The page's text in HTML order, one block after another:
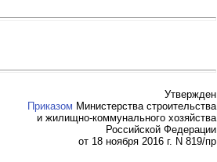
Утвержден
Приказом Министерства строительства
и жилищно-коммунального хозяйства
Российской Федерации
от 18 ноября 2016 г. N 819/пр